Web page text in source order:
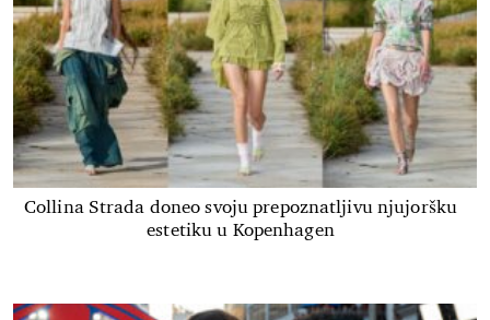
Collina Strada doneo svoju prepoznatljivu njujoršku
estetiku u Kopenhagen